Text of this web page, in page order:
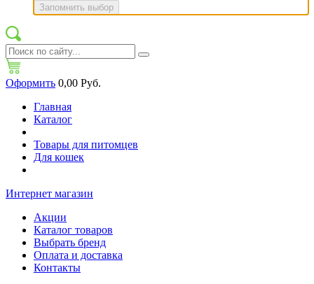
Запомнить выбор
Оформить 0,00 Руб.
Главная
Каталог
Товары для питомцев
Для кошек
Интернет магазин
Акции
Каталог товаров
Выбрать бренд
Оплата и доставка
Контакты